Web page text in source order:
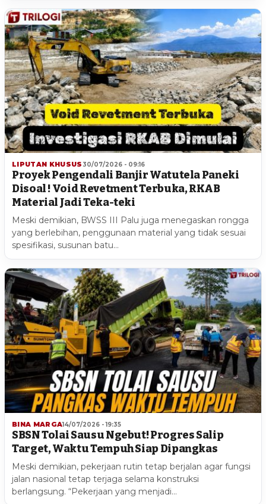
LIPUTAN KHUSUS 30/07/2026 - 09:16
Proyek Pengendali Banjir Watutela Paneki
Disoal ! Void Revetment Terbuka, RKAB
Material Jadi Teka-teki
Meski demikian, BWSS III Palu juga menegaskan rongga
yang berlebihan, penggunaan material yang tidak sesuai
spesifikasi, susunan batu…
BINA MARGA14/07/2026 - 19:35
SBSN Tolai Sausu Ngebut! Progres Salip
Target, Waktu Tempuh Siap Dipangkas
Meski demikian, pekerjaan rutin tetap berjalan agar fungsi
jalan nasional tetap terjaga selama konstruksi
berlangsung. “Pekerjaan yang menjadi…